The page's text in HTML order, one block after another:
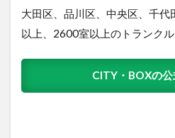
大田区、品川区、中央区、千
以上、2600室以上のトランクル
CITY・BOXの